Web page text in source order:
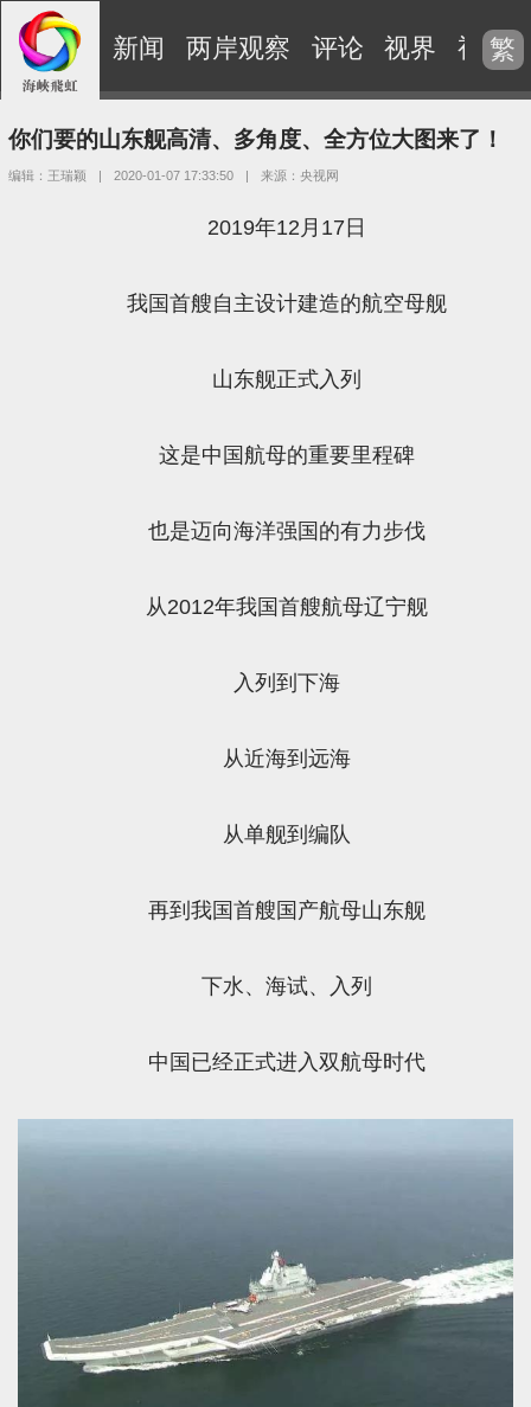
新闻 两岸观察 评论 视界 视频
繁
你们要的山东舰高清、多角度、全方位大图来了！
编辑：王瑞颖 | 2020-01-07 17:33:50 | 来源：央视网
2019年12月17日
我国首艘自主设计建造的航空母舰
山东舰正式入列
这是中国航母的重要里程碑
也是迈向海洋强国的有力步伐
从2012年我国首艘航母辽宁舰
入列到下海
从近海到远海
从单舰到编队
再到我国首艘国产航母山东舰
下水、海试、入列
中国已经正式进入双航母时代